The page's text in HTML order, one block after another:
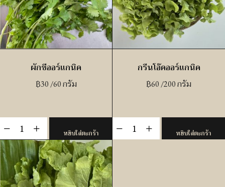
ผักชีออร์แกนิค
฿30 /60 กรัม
จำนวน
ผัก
ชี
ออร์แกนิ
ค
หยิบใส่ตะกร้า
กรีนโอ๊คออร์แกนิค
฿60 /200 กรัม
จำนวน
กรี
หยิบใส่ตะกร้า